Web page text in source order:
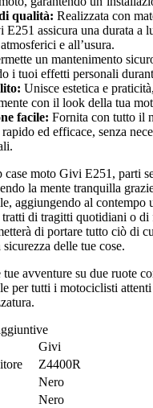
qualità: Realizzata con
E251 assicura una durata a
e all’usura.
un mantenimento
i tuoi effetti personali
Unisce estetica e
con il look della tua
facile: Fornita con tutto il
ed efficace, senza
case moto Givi E251, parti
la mente tranquilla
aggiungendo al contempo
tratti di tragitti quotidiani o di
di portare tutto ciò di
delle tue cose.
avventure su due ruote
per tutti i motociclisti
Givi
Z4400R
Nero
Nero